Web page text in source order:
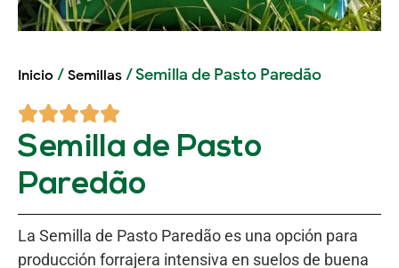
Inicio / Semillas / Semilla de Pasto Paredão
Semilla de Pasto
Paredão
La Semilla de Pasto Paredão es una opción para
producción forrajera intensiva en suelos de buena